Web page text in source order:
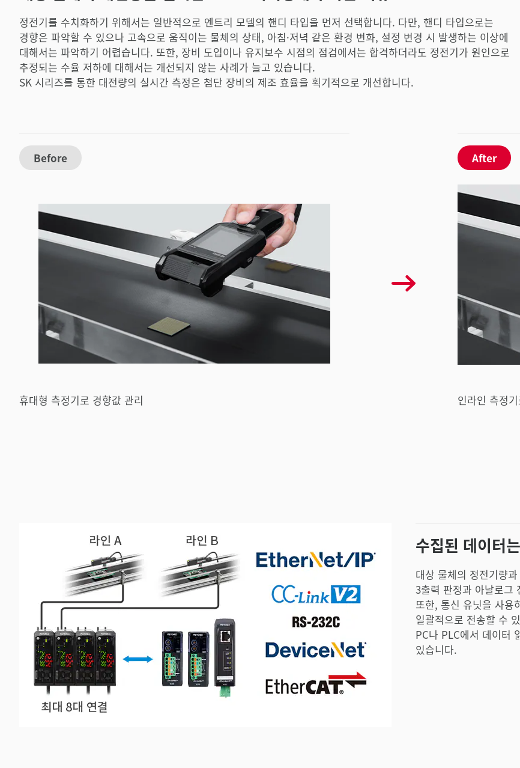
정전기를 수치화하기 위해서는 일반적으로 엔트리 모델의 핸디 타입을 먼저 선택합니다. 다만, 핸디 타입으로는
경향은 파악할 수 있으나 고속으로 움직이는 물체의 상태, 아침·저녁 같은 환경 변화, 설정 변경 시 발생하는 이상에
대해서는 파악하기 어렵습니다. 또한, 장비 도입이나 유지보수 시점의 점검에서는 합격하더라도 정전기가 원인으로
추정되는 수율 저하에 대해서는 개선되지 않는 사례가 늘고 있습니다.
SK 시리즈를 통한 대전량의 실시간 측정은 첨단 장비의 제조 효율을 획기적으로 개선합니다.
Before
휴대형 측정기로 경향값 관리
After
인라인 측정
수집된 데이터
대상 물체의 정전기량
3출력 판정과 아날로그
또한, 통신 유닛을 사용
일괄적으로 전송할 수
PC나 PLC에서 데이터
있습니다.